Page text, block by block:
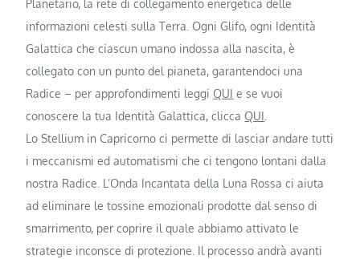
Planetario, la rete di collegamento energetica delle
informazioni celesti sulla Terra. Ogni Glifo, ogni Identità
Galattica che ciascun umano indossa alla nascita, è
collegato con un punto del pianeta, garantendoci una
Radice – per approfondimenti leggiQUI e se vuoi
conoscere la tua Identità Galattica, cliccaQUI
Lo Stellium in Capricorno ci permette di lasciar andare tutti
i meccanismi ed automatismi che ci tengono lontani dalla
nostra Radice. L’Onda Incantata della Luna Rossa ci aiuta
ad eliminare le tossine emozionali prodotte dal senso di
smarrimento, per coprire il quale abbiamo attivato le
strategie inconsce di protezione. Il processo andrà avanti